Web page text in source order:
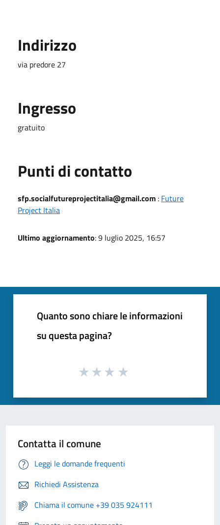
Indirizzo
via predore 27
Ingresso
gratuito
Punti di contatto
sfp.socialfutureprojectitalia@gmail.com : Future
Project Italia
Ultimo aggiornamento: 9 luglio 2025, 16:57
Quanto sono chiare le informazioni
su questa pagina?
Contatta il comune
Leggi le domande frequenti
Richiedi Assistenza
Chiama il comune +39 035 924111